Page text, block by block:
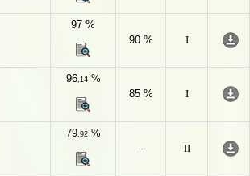
97 %
90 %
I
96,14%
85 %
I
79,92%
-
II